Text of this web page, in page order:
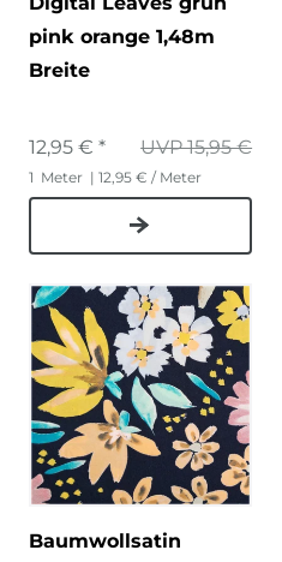
pink orange 1,48m
Breite
UVP 15,95 €
12,95 € *
1 Meter | 12,95 € / Meter
Baumwollsatin